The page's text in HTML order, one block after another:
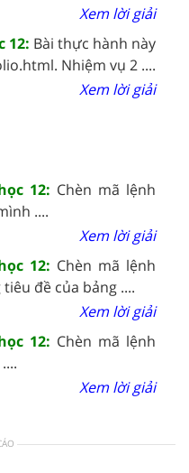
Xem lời giải
12: Bài thực hành này
Nhiệm vụ 2 ....
Xem lời giải
12: Chèn mã lệnh
....
Xem lời giải
12: Chèn mã lệnh
đề của bảng ....
Xem lời giải
12: Chèn mã lệnh
Xem lời giải